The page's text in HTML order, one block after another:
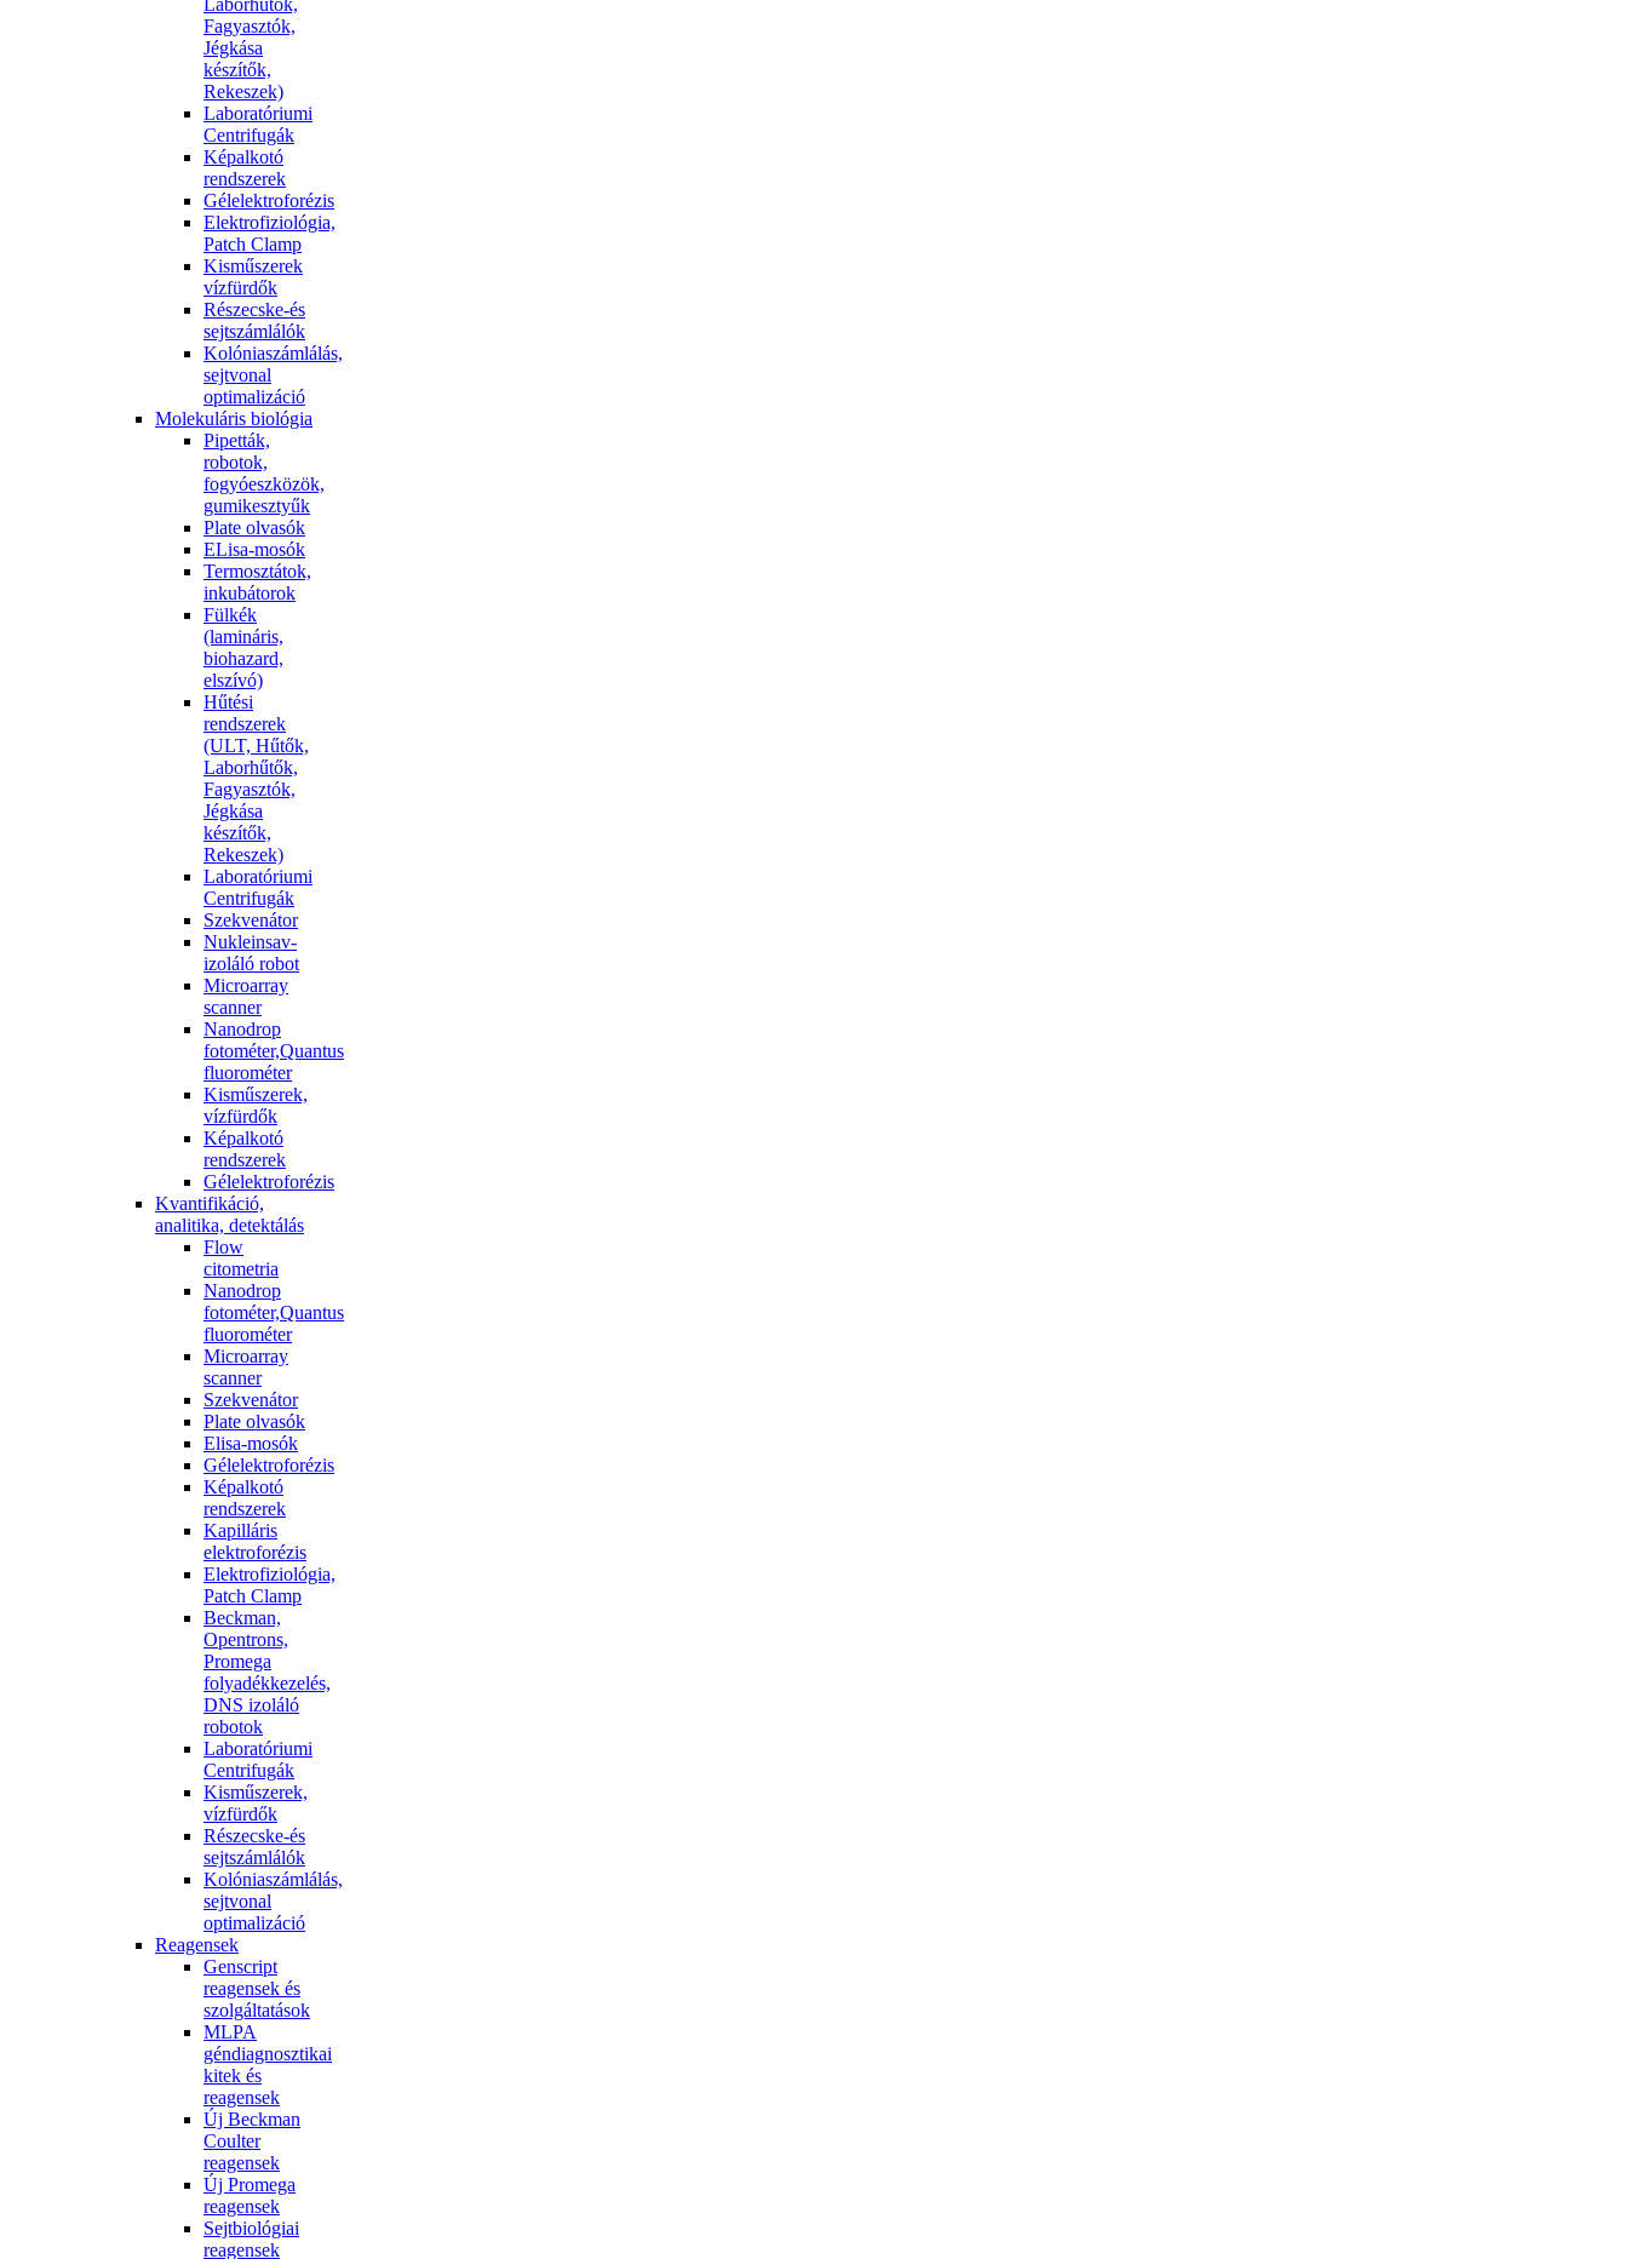
Fagyasztók,
Jégkása
készítők,
Rekeszek)
Laboratóriumi
Centrifugák
Képalkotó
rendszerek
Gélelektroforézis
Elektrofiziológia,
Patch Clamp
Kisműszerek
vízfürdők
Részecske-és
sejtszámlálók
Kolóniaszámlálás,
sejtvonal
optimalizáció
Molekuláris biológia
Pipetták,
robotok,
fogyóeszközök,
gumikesztyűk
Plate olvasók
ELisa-mosók
Termosztátok,
inkubátorok
Fülkék
(lamináris,
biohazard,
elszívó)
Hűtési
rendszerek
(ULT, Hűtők,
Laborhűtők,
Fagyasztók,
Jégkása
készítők,
Rekeszek)
Laboratóriumi
Centrifugák
Szekvenátor
Nukleinsav-
izoláló robot
Microarray
scanner
Nanodrop
fotométer,Quantus
fluorométer
Kisműszerek,
vízfürdők
Képalkotó
rendszerek
Gélelektroforézis
Kvantifikáció,
analitika, detektálás
Flow
citometria
Nanodrop
fotométer,Quantus
fluorométer
Microarray
scanner
Szekvenátor
Plate olvasók
Elisa-mosók
Gélelektroforézis
Képalkotó
rendszerek
Kapilláris
elektroforézis
Elektrofiziológia,
Patch Clamp
Beckman,
Opentrons,
Promega
folyadékkezelés,
DNS izoláló
robotok
Laboratóriumi
Centrifugák
Kisműszerek,
vízfürdők
Részecske-és
sejtszámlálók
Kolóniaszámlálás,
sejtvonal
optimalizáció
Reagensek
Genscript
reagensek és
szolgáltatások
MLPA
géndiagnosztikai
kitek és
reagensek
Új Beckman
Coulter
reagensek
Új Promega
reagensek
Sejtbiológiai
reagensek